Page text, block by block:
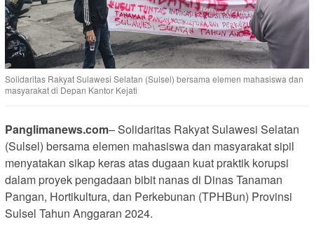
Solidaritas Rakyat Sulawesi Selatan (Sulsel) bersama elemen mahasiswa dan
masyarakat di Depan Kantor Kejati
Panglimanews.com– Solidaritas Rakyat Sulawesi Selatan
(Sulsel) bersama elemen mahasiswa dan masyarakat sipil
menyatakan sikap keras atas dugaan kuat praktik korupsi
dalam proyek pengadaan bibit nanas di Dinas Tanaman
Pangan, Hortikultura, dan Perkebunan (TPHBun) Provinsi
Sulsel Tahun Anggaran 2024.